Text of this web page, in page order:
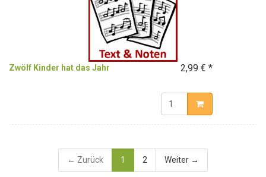
Zwölf Kinder hat das Jahr 2,99 € *
← Zurück 1 2 Weiter →